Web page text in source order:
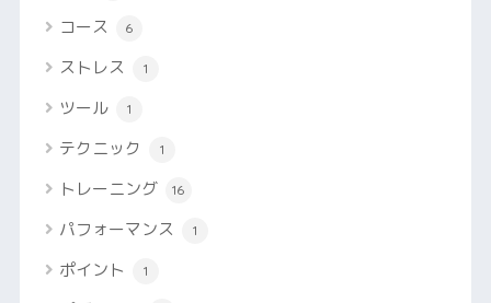
コース 6
ストレス 1
ツール 1
テクニック 1
トレーニング 16
パフォーマンス 1
ポイント 1